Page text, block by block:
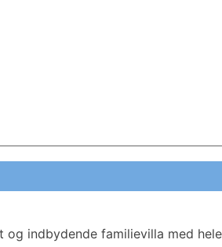
og indbydende familievilla med